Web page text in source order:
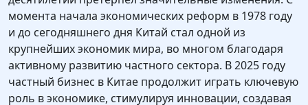
момента начала экономических реформ в 1978 году
и до сегодняшнего дня Китай стал одной из
крупнейших экономик мира, во многом благодаря
активному развитию частного сектора. В 2025 году
частный бизнес в Китае продолжит играть ключевую
роль в экономике, стимулируя инновации, создавая